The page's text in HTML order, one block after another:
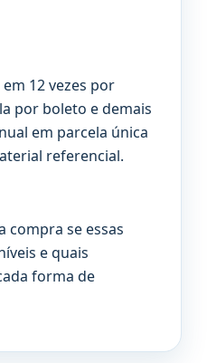
12 vezes por
por boleto e demais
em parcela única
referencial.
compra se essas
e quais
forma de